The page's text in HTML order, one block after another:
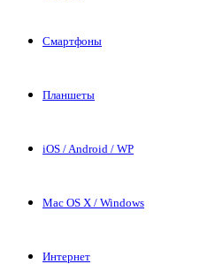
Смартфоны
Планшеты
iOS / Android / WP
Mac OS X / Windows
Интернет